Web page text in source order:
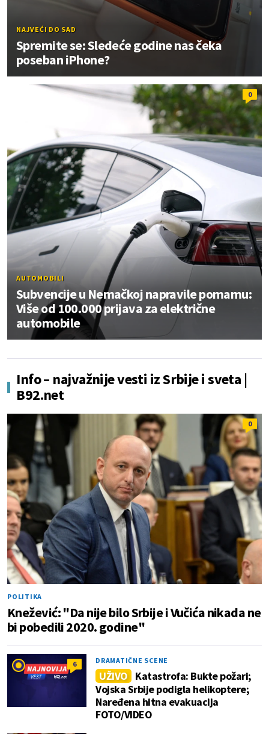
NAJVEĆI DO SAD
Spremite se: Sledeće godine nas čeka
poseban iPhone?
0
AUTOMOBILI
Subvencije u Nemačkoj napravile pomamu:
Više od 100.000 prijava za električne
automobile
Info – najvažnije vesti iz Srbije i sveta |
B92.net
0
POLITIKA
Knežević: "Da nije bilo Srbije i Vučića nikada ne
bi pobedili 2020. godine"
6 DRAMATIČNE SCENE
UŽIVO Katastrofa: Bukte požari;
Vojska Srbije podigla helikoptere;
Naređena hitna evakuacija
FOTO/VIDEO